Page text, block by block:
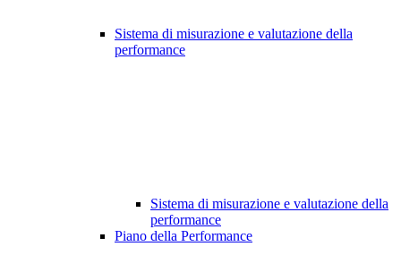
Sistema di misurazione e valutazione della
performance
Sistema di misurazione e valutazione della
performance
Piano della Performance